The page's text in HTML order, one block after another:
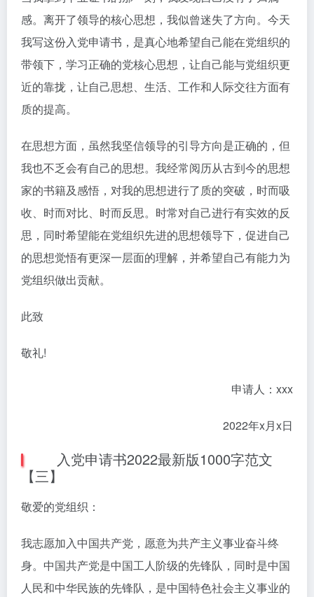
感。离开了领导的核心思想，我似曾迷失了方向。今天
我写这份入党申请书，是真心地希望自己能在党组织的
带领下，学习正确的党核心思想，让自己能与党组织更
近的靠拢，让自己思想、生活、工作和人际交往方面有
质的提高。
在思想方面，虽然我坚信领导的引导方向是正确的，但
我也不乏会有自己的思想。我经常阅历从古到今的思想
家的书籍及感悟，对我的思想进行了质的突破，时而吸
收、时而对比、时而反思。时常对自己进行有实效的反
思，同时希望能在党组织先进的思想领导下，促进自己
的思想觉悟有更深一层面的理解，并希望自己有能力为
党组织做出贡献。
此致
敬礼!
申请人：xxx
2022年x月x日
入党申请书2022最新版1000字范文
【三】
敬爱的党组织：
我志愿加入中国共产党，愿意为共产主义事业奋斗终
身。中国共产党是中国工人阶级的先锋队，同时是中国
人民和中华民族的先锋队，是中国特色社会主义事业的